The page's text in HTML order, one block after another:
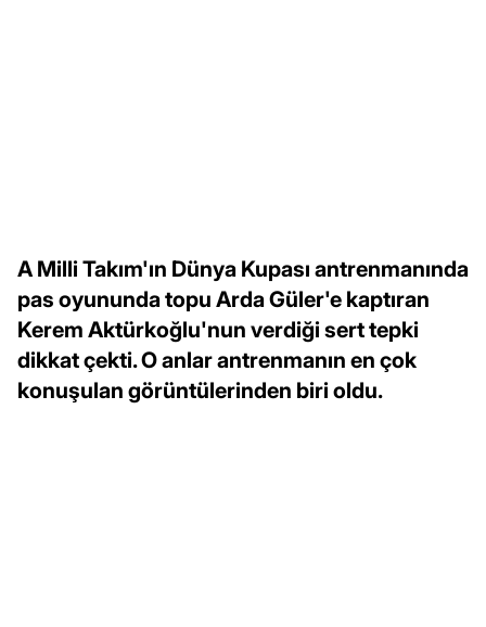
A Milli Takım'ın Dünya Kupası antrenmanında
pas oyununda topu Arda Güler'e kaptıran
Kerem Aktürkoğlu'nun verdiği sert tepki
dikkat çekti. O anlar antrenmanın en çok
konuşulan görüntülerinden biri oldu.